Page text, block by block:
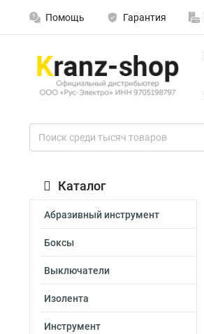
Помощь Гарантия
Каталог
Абразивный инструмент
Боксы
Выключатели
Изолента
Инструмент